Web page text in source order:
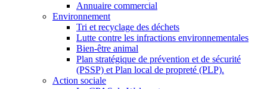
Annuaire commercial
Environnement
Tri et recyclage des déchets
Lutte contre les infractions environnementales
Bien-être animal
Plan stratégique de prévention et de sécurité
(PSSP) et Plan local de propreté (PLP).
Action sociale